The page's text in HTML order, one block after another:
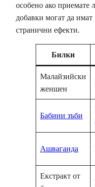
особено ако приемате
добавки могат да
странични ефекти.
Билки
Малайзийски
женшен
Бабини зъби
Ашваганда
Екстракт от